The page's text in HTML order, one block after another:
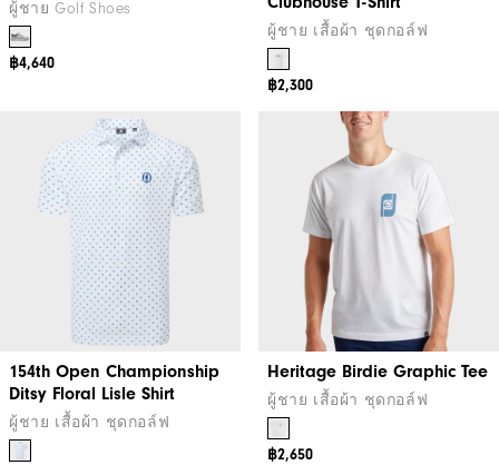
ผู้ชาย Golf Shoes
฿4,640
ผู้ชาย เสื้อผ้า ชุดกอล์ฟ
฿2,300
154th Open Championship
Ditsy Floral Lisle Shirt
ผู้ชาย เสื้อผ้า ชุดกอล์ฟ
Heritage Birdie Graphic Tee
ผู้ชาย เสื้อผ้า ชุดกอล์ฟ
฿2,650